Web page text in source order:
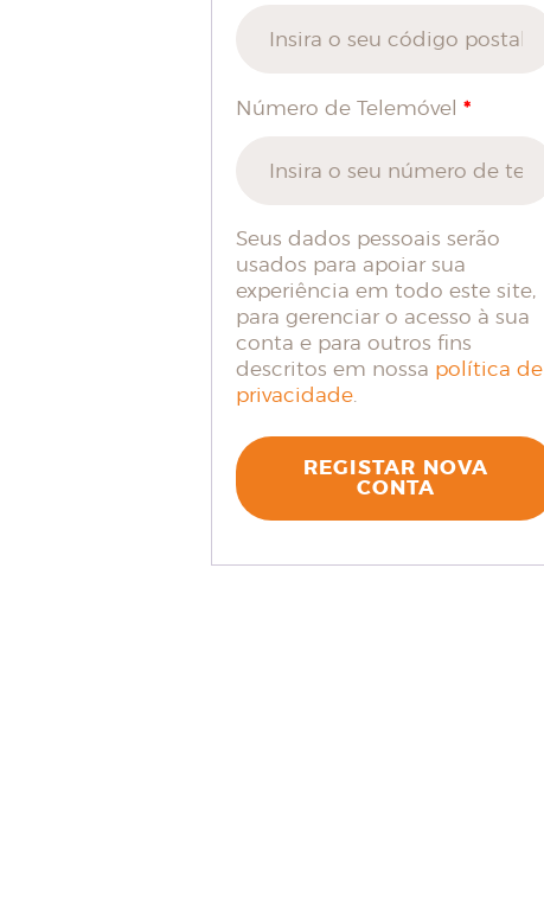
Número de Telemóvel *
Seus dados pessoais serão
usados para apoiar sua
experiência em todo este site,
para gerenciar o acesso à sua
conta e para outros fins
descritos em nossa política de
privacidade.
REGISTAR NOVA
CONTA